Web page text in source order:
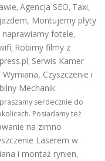
, Agencja SEO, Taxi,
, Montujemy płyty
naprawiamy fotele,
, Robimy filmy z
, Serwis Kamer
Czyszczenie i
Mechanik
serdecznie do
Posiadamy też
na zimno
Laserem w
i montaż rynien,